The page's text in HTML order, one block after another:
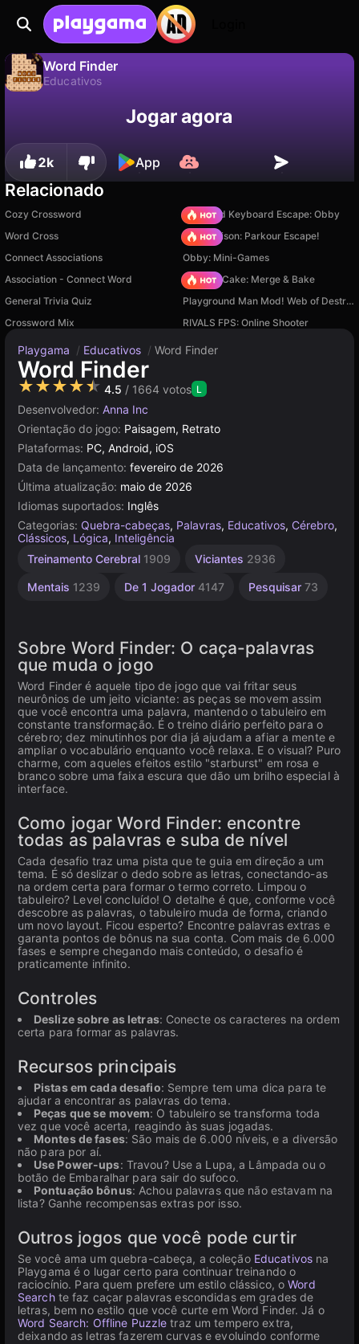
Word Finder
Educativos
Salve o progresso!Jogar agora
2k App
Relacionado
Cozy Crossword
+1 Speed Keyboard Escape: Obby
Word Cross
Barry Prison: Parkour Escape!
Connect Associations
Obby: Mini-Games
Association - Connect Word
Piece of Cake: Merge & Bake
General Trivia Quiz
Playground Man Mod! Web of Destruction!
Crossword Mix
RIVALS FPS: Online Shooter
Playgama / Educativos / Word Finder
Word Finder
★★★★★ 4.5 / 1664 votos L
Desenvolvedor: Anna Inc
Orientação do jogo: Paisagem, Retrato
Plataformas: PC, Android, iOS
Data de lançamento: fevereiro de 2026
Última atualização: maio de 2026
Idiomas suportados: Inglês
Categorias: Quebra-cabeças, Palavras, Educativos, Cérebro,
Clássicos, Lógica, Inteligência
Treinamento Cerebral 1909 Viciantes 2936
Mentais 1239 De 1 Jogador 4147 Pesquisar 73
Sobre Word Finder: O caça-palavras
que muda o jogo
Word Finder é aquele tipo de jogo que vai fritar seus
neurônios de um jeito viciante: as peças se movem assim
que você encontra uma palavra, mantendo o tabuleiro em
constante transformação. É o treino diário perfeito para o
cérebro; dez minutinhos por dia já ajudam a afiar a mente e
ampliar o vocabulário enquanto você relaxa. E o visual? Puro
charme, com aqueles efeitos estilo "starburst" em rosa e
branco sobre uma faixa escura que dão um brilho especial à
interface.
Como jogar Word Finder: encontre
todas as palavras e suba de nível
Cada desafio traz uma pista que te guia em direção a um
tema. É só deslizar o dedo sobre as letras, conectando-as
na ordem certa para formar o termo correto. Limpou o
tabuleiro? Level concluído! O detalhe é que, conforme você
descobre as palavras, o tabuleiro muda de forma, criando
um novo layout. Ficou esperto? Encontre palavras extras e
garanta pontos de bônus na sua conta. Com mais de 6.000
fases e sempre chegando mais conteúdo, o desafio é
praticamente infinito.
Controles
Deslize sobre as letras: Conecte os caracteres na ordem
certa para formar as palavras.
Recursos principais
Pistas em cada desafio: Sempre tem uma dica para te
ajudar a encontrar as palavras do tema.
Peças que se movem: O tabuleiro se transforma toda
vez que você acerta, reagindo às suas jogadas.
Montes de fases: São mais de 6.000 níveis, e a diversão
não para por aí.
Use Power-ups: Travou? Use a Lupa, a Lâmpada ou o
botão de Embaralhar para sair do sufoco.
Pontuação bônus: Achou palavras que não estavam na
lista? Ganhe recompensas extras por isso.
Outros jogos que você pode curtir
Se você ama um quebra-cabeça, a coleção Educativos na
Playgama é o lugar certo para continuar treinando o
raciocínio. Para quem prefere um estilo clássico, oWord
Searchte faz caçar palavras escondidas em grades de
letras, bem no estilo que você curte em Word Finder. Já o
Word Search: Offline Puzzle traz um tempero extra,
deixando as letras fazerem curvas e evoluindo conforme